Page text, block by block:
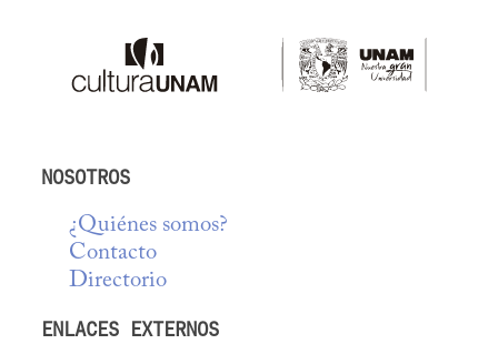
NOSOTROS
¿Quiénes somos?
Contacto
Directorio
ENLACES EXTERNOS